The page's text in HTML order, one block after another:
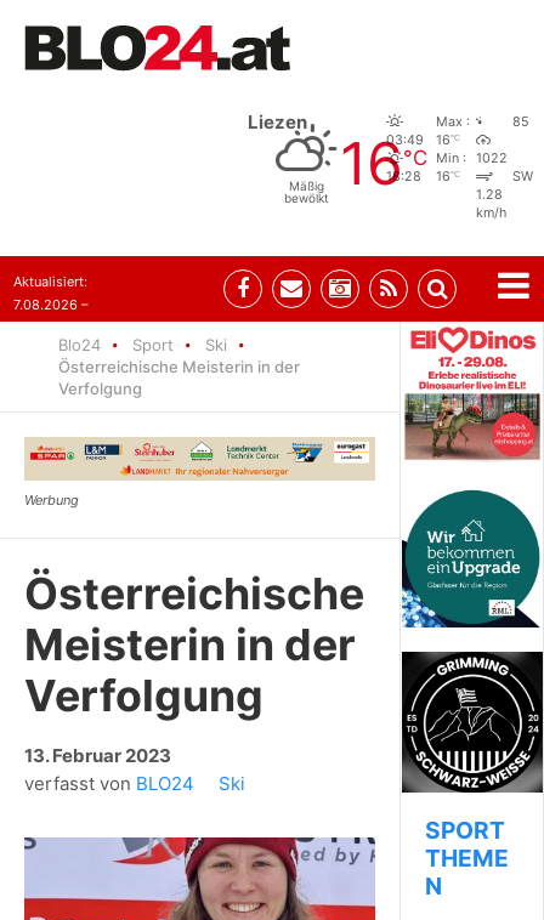
Liezen
Mäßig
bewölkt
16°C
03:49
18:28
Max :
16°C
Min :
16°C
85
1022
SW
1.28
km/h
Aktualisiert:
7.08.2026 –
Blo24 Sport
Ski
Österreichische Meisterin in der
Verfolgung
Österreichische
Meisterin in der
Verfolgung
13. Februar 2023
verfasst von BLO24 Ski
SPORT
THEME
N